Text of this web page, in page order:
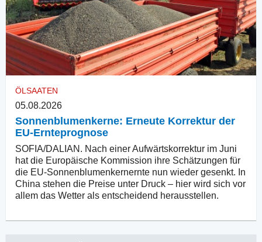
ÖLSAATEN
05.08.2026
Sonnenblumenkerne: Erneute Korrektur der
EU-Ernteprognose
SOFIA/DALIAN. Nach einer Aufwärtskorrektur im Juni
hat die Europäische Kommission ihre Schätzungen für
die EU-Sonnenblumenkernernte nun wieder gesenkt. In
China stehen die Preise unter Druck – hier wird sich vor
allem das Wetter als entscheidend herausstellen.